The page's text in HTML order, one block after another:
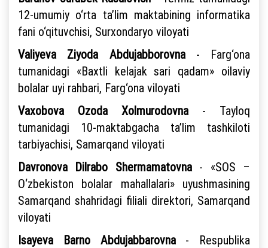
12-umumiy o‘rta ta’lim maktabining informatika
fani o‘qituvchisi, Surxondaryo viloyati
Valiyeva Ziyoda Abdujabborovna- Farg‘ona
tumanidagi «Baxtli kelajak sari qadam» oilaviy
bolalar uyi rahbari, Farg‘ona viloyati
Vaxobova Ozoda Xolmurodovna- Tayloq
tumanidagi 10-maktabgacha ta’lim tashkiloti
tarbiyachisi, Samarqand viloyati
Davronova Dilrabo Shermamatovna- «SOS –
O‘zbekiston bolalar mahallalari» uyushmasining
Samarqand shahridagi filiali direktori, Samarqand
viloyati
Isayeva Barno Abdujabbarovna- Respublika